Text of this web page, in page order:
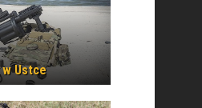
Ustce